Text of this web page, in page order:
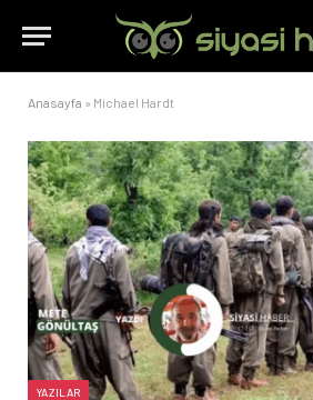
Anasayfa » Michael Hardt
YAZILAR